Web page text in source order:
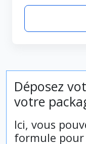
Déposez
votre
Ici, vous
formule